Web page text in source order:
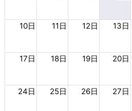
10日 11日 12日 13日
17日 18日 19日 20日
24日 25日 26日 27日